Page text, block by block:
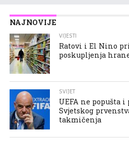
NAJNOVIJE
VIJESTI
Ratovi i El Nino
poskupljenja
SVIJET
UEFA ne popušta
Svjetskog
takmičenja